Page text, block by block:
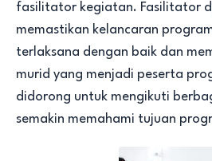
fasilitator kegiatan. Fasilitator
memastikan kelancaran
terlaksana dengan baik dan
murid yang menjadi peserta
didorong untuk mengikuti
semakin memahami tujuan